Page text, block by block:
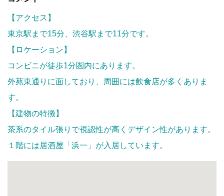
【アクセス】
東京駅まで15分、渋谷駅まで11分です。
【ロケーション】
コンビニが徒歩1分圏内にあります。
外苑東通りに面しており、周囲には飲食店が多くありま
す。
【建物の特徴】
茶系のタイル張りで視認性が高くデザイン性があります。
１階には居酒屋「浜一」が入居しています。